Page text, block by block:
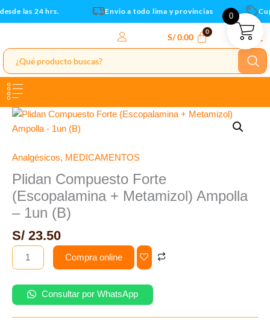
Ir
al
las 24 hrs. Envio a todo lima y provincias
S/0.00
Analgésicos, MEDICAMENTOS
Plidan Compuesto Forte
(Escopalamina + Metamizol) Ampolla
– 1un (B)
S/ 23.50
Plidan
Compuesto
(Escopalamina
Metamizol)
Ampolla
-
1un
(B)
cantidad
Compra online
Consultar por WhatsApp
0
Ampolla
1un
(B)
cantidad